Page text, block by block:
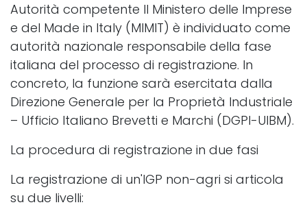
Autorità competente Il Ministero delle Imprese
e del Made in Italy (MIMIT) è individuato come
autorità nazionale responsabile della fase
italiana del processo di registrazione. In
concreto, la funzione sarà esercitata dalla
Direzione Generale per la Proprietà Industriale
– Ufficio Italiano Brevetti e Marchi (DGPI-UIBM).
La procedura di registrazione in due fasi
La registrazione di un'IGP non-agri si articola
su due livelli: